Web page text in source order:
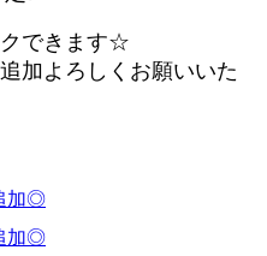
できます☆
加よろしくお願いいた
加◎
加◎